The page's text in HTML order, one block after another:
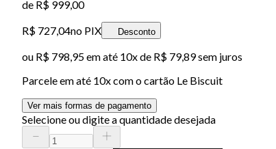
de R$ 999,00
R$ 727,04no PIX Desconto
ou R$ 798,95em até 10x de R$ 79,89 sem juros
Parcele em até 10x com o cartão Le Biscuit
Ver mais formas de pagamento
Selecione ou digite a quantidade desejada